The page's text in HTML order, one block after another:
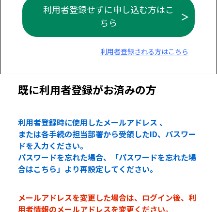
利用者登録せずに申し込む方はこ
ちら
利用者登録される方はこちら
既に利用者登録がお済みの方
利用者登録時に使用したメールアドレス 、
または各手続の担当部署から受領したID、パスワー
ドを入力ください。
パスワードを忘れた場合、「パスワードを忘れた場
合はこちら」より再設定してください。
メールアドレスを変更した場合は、ログイン後、利
用者情報のメールアドレスを変更ください。